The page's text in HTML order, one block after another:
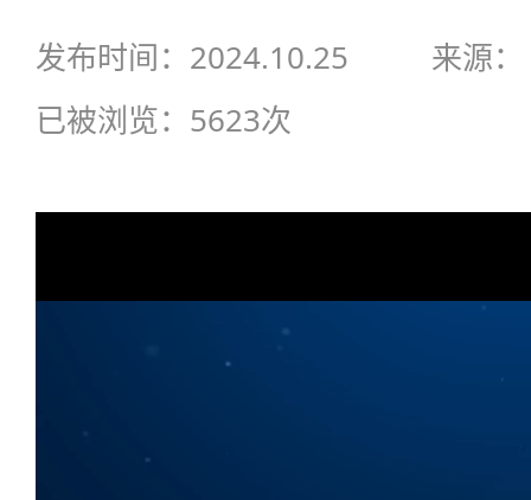
发布时间：2024.10.25
来源：
已被浏览：5623次